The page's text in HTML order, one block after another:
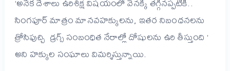
సింగపూర్‌ మాత్రం మానవహక్కులను, ఇతర నిబంధనలను
త్రోసిపుచ్చి డ్రగ్స్‌ సంబంధిత నేరాల్లో దోషులను ఉరి తీస్తుంది ‘
అని హక్కుల సంఘాలు విమర్శిస్తున్నాయి.